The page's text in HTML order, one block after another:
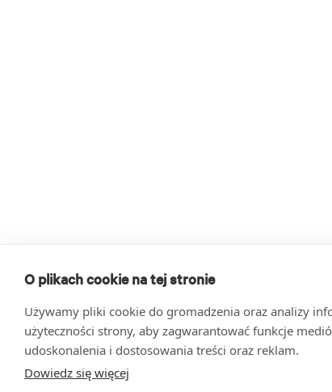
O plikach cookie na tej stronie
Używamy pliki cookie do gromadzenia oraz analizy
użyteczności strony, aby zagwarantować funkcje
udoskonalenia i dostosowania treści oraz reklam.
Dowiedz się więcej